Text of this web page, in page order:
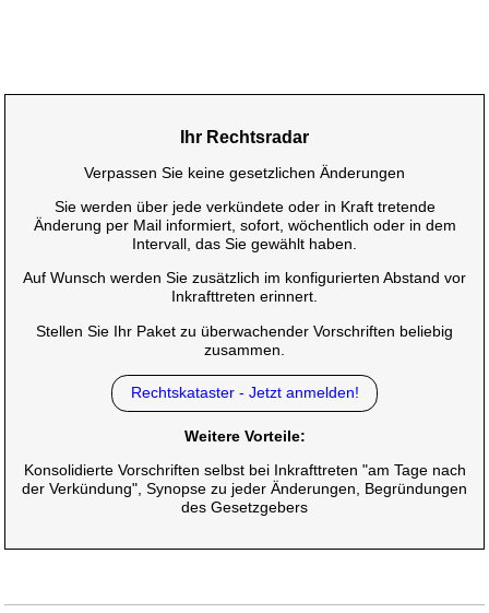
Ihr Rechtsradar
Verpassen Sie keine gesetzlichen Änderungen
Sie werden über jede verkündete oder in Kraft tretende
Änderung per Mail informiert, sofort, wöchentlich oder in dem
Intervall, das Sie gewählt haben.
Auf Wunsch werden Sie zusätzlich im konfigurierten Abstand vor
Inkrafttreten erinnert.
Stellen Sie Ihr Paket zu überwachender Vorschriften beliebig
zusammen.
Rechtskataster - Jetzt anmelden!
Weitere Vorteile:
Konsolidierte Vorschriften selbst bei Inkrafttreten "am Tage nach
der Verkündung", Synopse zu jeder Änderungen, Begründungen
des Gesetzgebers